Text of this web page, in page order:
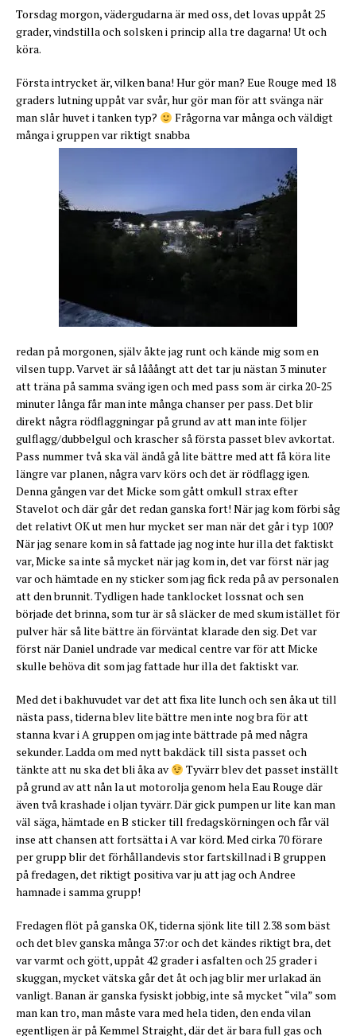
Torsdag morgon, vädergudarna är med oss, det lovas uppåt 25
grader, vindstilla och solsken i princip alla tre dagarna! Ut och
köra.
Första intrycket är, vilken bana! Hur gör man? Eue Rouge med 18
graders lutning uppåt var svår, hur gör man för att svänga när
man slår huvet i tanken typ?
Frågorna var många och väldigt
många i gruppen var riktigt snabba
redan på morgonen, själv åkte jag runt och kände mig som en
vilsen tupp. Varvet är så lååångt att det tar ju nästan 3 minuter
att träna på samma sväng igen och med pass som är cirka 20-25
minuter långa får man inte många chanser per pass. Det blir
direkt några rödflaggningar på grund av att man inte följer
gulflagg/dubbelgul och krascher så första passet blev avkortat.
Pass nummer två ska väl ändå gå lite bättre med att få köra lite
längre var planen, några varv körs och det är rödflagg igen.
Denna gången var det Micke som gått omkull strax efter
Stavelot och där går det redan ganska fort! När jag kom förbi såg
det relativt OK ut men hur mycket ser man när det går i typ 100?
När jag senare kom in så fattade jag nog inte hur illa det faktiskt
var, Micke sa inte så mycket när jag kom in, det var först när jag
var och hämtade en ny sticker som jag fick reda på av personalen
att den brunnit. Tydligen hade tanklocket lossnat och sen
började det brinna, som tur är så släcker de med skum istället för
pulver här så lite bättre än förväntat klarade den sig. Det var
först när Daniel undrade var medical centre var för att Micke
skulle behöva dit som jag fattade hur illa det faktiskt var.
Med det i bakhuvudet var det att fixa lite lunch och sen åka ut till
nästa pass, tiderna blev lite bättre men inte nog bra för att
stanna kvar i A gruppen om jag inte bättrade på med några
sekunder. Ladda om med nytt bakdäck till sista passet och
tänkte att nu ska det bli åka av
Tyvärr blev det passet inställt
på grund av att nån la ut motorolja genom hela Eau Rouge där
även två krashade i oljan tyvärr. Där gick pumpen ur lite kan man
väl säga, hämtade en B sticker till fredagskörningen och får väl
inse att chansen att fortsätta i A var körd. Med cirka 70 förare
per grupp blir det förhållandevis stor fartskillnad i B gruppen
på fredagen, det riktigt positiva var ju att jag och Andree
hamnade i samma grupp!
Fredagen flöt på ganska OK, tiderna sjönk lite till 2.38 som bäst
och det blev ganska många 37:or och det kändes riktigt bra, det
var varmt och gött, uppåt 42 grader i asfalten och 25 grader i
skuggan, mycket vätska går det åt och jag blir mer urlakad än
vanligt. Banan är ganska fysiskt jobbig, inte så mycket “vila” som
man kan tro, man måste vara med hela tiden, den enda vilan
egentligen är på Kemmel Straight, där det är bara full gas och